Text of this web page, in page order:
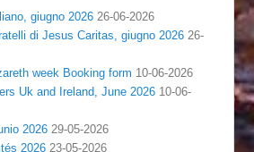
giugno 2026 26-06-2026
di Jesus Caritas, giugno 2026 26-
week Booking form 10-06-2026
Uk and Ireland, June 2026 10-06-
2026 29-05-2026
2026 23-05-2026